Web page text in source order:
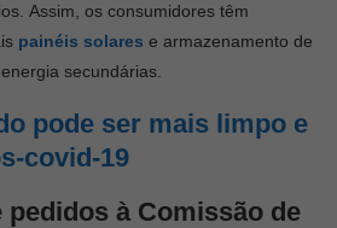
Assim, os consumidores têm
painéis solares e armazenamento de
secundárias.
pode ser mais limpo e
covid-19
pedidos à Comissão de